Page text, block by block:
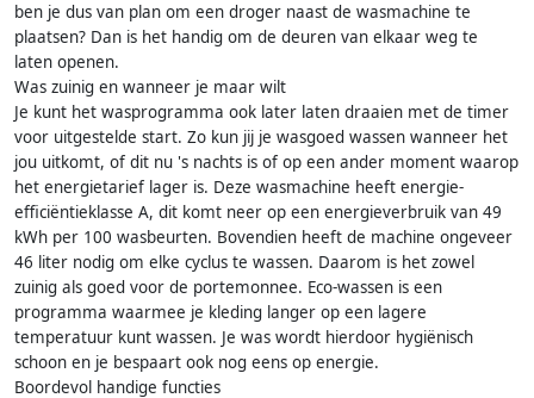
ben je dus van plan om een droger naast de wasmachine te
plaatsen? Dan is het handig om de deuren van elkaar weg te
laten openen.
Was zuinig en wanneer je maar wilt
Je kunt het wasprogramma ook later laten draaien met de timer
voor uitgestelde start. Zo kun jij je wasgoed wassen wanneer het
jou uitkomt, of dit nu 's nachts is of op een ander moment waarop
het energietarief lager is. Deze wasmachine heeft energie-
efficiëntieklasse A, dit komt neer op een energieverbruik van 49
kWh per 100 wasbeurten. Bovendien heeft de machine ongeveer
46 liter nodig om elke cyclus te wassen. Daarom is het zowel
zuinig als goed voor de portemonnee. Eco-wassen is een
programma waarmee je kleding langer op een lagere
temperatuur kunt wassen. Je was wordt hierdoor hygiënisch
schoon en je bespaart ook nog eens op energie.
Boordevol handige functies